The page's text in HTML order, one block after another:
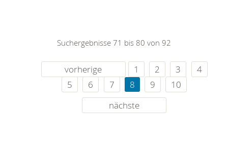
Suchergebnisse 71 bis 80 von 92
vorherige 1 2 3
4
5
6 7 8 9
10
nächste